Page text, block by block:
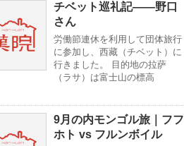
チベット巡礼記——野口
さん
労働節連休を利用して団体旅行
に参加し、西藏（チベット）に
行きました。 目的地の拉萨
（ラサ）は富士山の標高
9月の内モンゴル旅｜フフ
ホト vs フルンボイル